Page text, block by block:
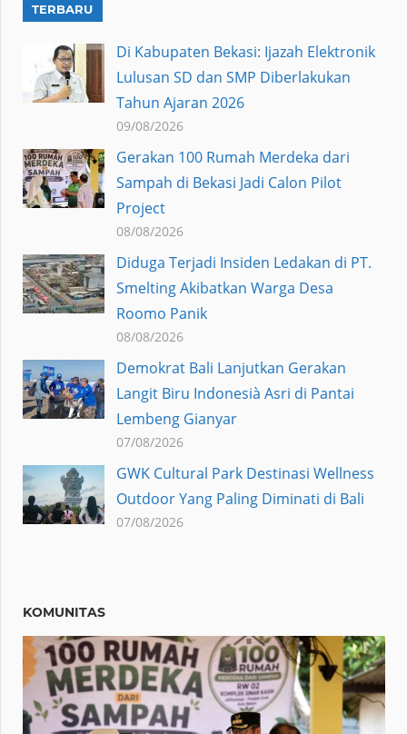
TERBARU
Di Kabupaten Bekasi: Ijazah Elektronik
Lulusan SD dan SMP Diberlakukan
Tahun Ajaran 2026
09/08/2026
Gerakan 100 Rumah Merdeka dari
Sampah di Bekasi Jadi Calon Pilot
Project
08/08/2026
Diduga Terjadi Insiden Ledakan di PT.
Smelting Akibatkan Warga Desa
Roomo Panik
08/08/2026
Demokrat Bali Lanjutkan Gerakan
Langit Biru Indonesià Asri di Pantai
Lembeng Gianyar
07/08/2026
GWK Cultural Park Destinasi Wellness
Outdoor Yang Paling Diminati di Bali
07/08/2026
KOMUNITAS